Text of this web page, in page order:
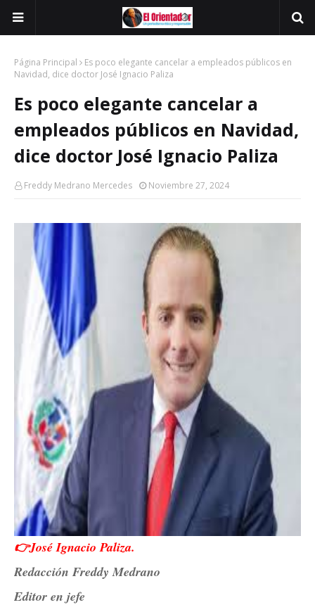
Página Principal
Es poco elegante cancelar a empleados públicos en
Navidad, dice doctor José Ignacio Paliza
Es poco elegante cancelar a
empleados públicos en Navidad,
dice doctor José Ignacio Paliza
Freddy Medrano Mercedes Noviembre 27, 2024
👉José Ignacio Paliza.
Redacción Freddy Medrano
Editor en jefe